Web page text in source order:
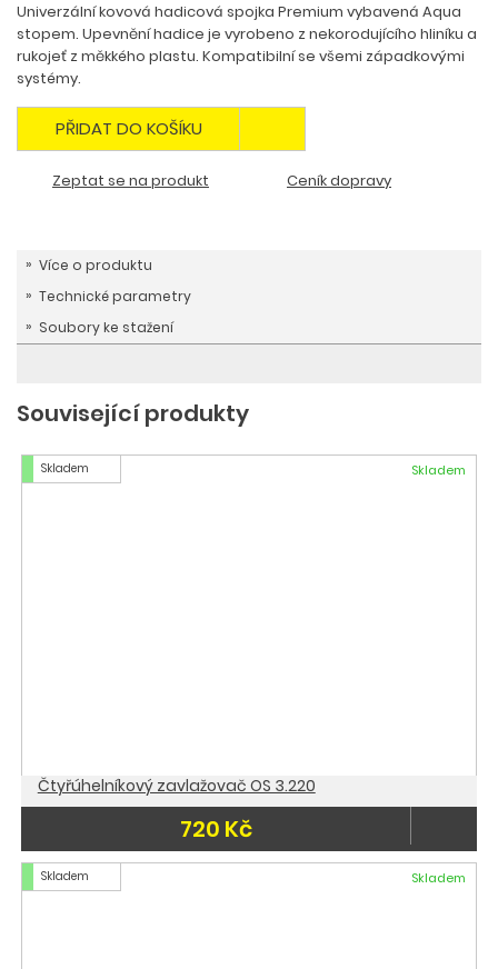
Univerzální kovová hadicová spojka Premium vybavená Aqua
stopem. Upevnění hadice je vyrobeno z nekorodujícího hliníku a
rukojeť z měkkého plastu. Kompatibilní se všemi západkovými
systémy.
PŘIDAT DO KOŠÍKU
Zeptat se na produkt Ceník dopravy
Více o produktu
Technické parametry
Soubory ke stažení
Související produkty
Skladem Skladem
Čtyřúhelníkový zavlažovač OS 3.220
720 Kč
Skladem Skladem